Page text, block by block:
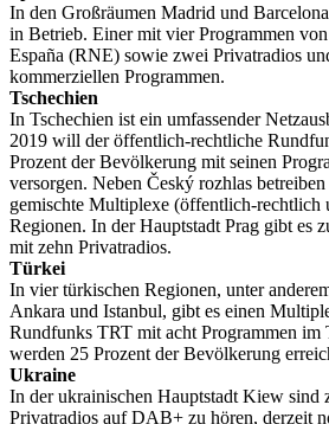
In den Großräumen Madrid und
in Betrieb. Einer mit vier Programmen
España (RNE) sowie zwei Privatradios
kommerziellen Programmen.
Tschechien
In Tschechien ist ein umfassender
2019 will der öffentlich-rechtliche
Prozent der Bevölkerung mit seinen
versorgen. Neben Český rozhlas
gemischte Multiplexe (öffentlich-rechtlich
Regionen. In der Hauptstadt Prag gibt es
mit zehn Privatradios.
Türkei
In vier türkischen Regionen, unter
Ankara und Istanbul, gibt es einen
Rundfunks TRT mit acht Programmen im
werden 25 Prozent der Bevölkerung
Ukraine
In der ukrainischen Hauptstadt Kiew sind
Privatradios auf DAB+ zu hören, derzeit